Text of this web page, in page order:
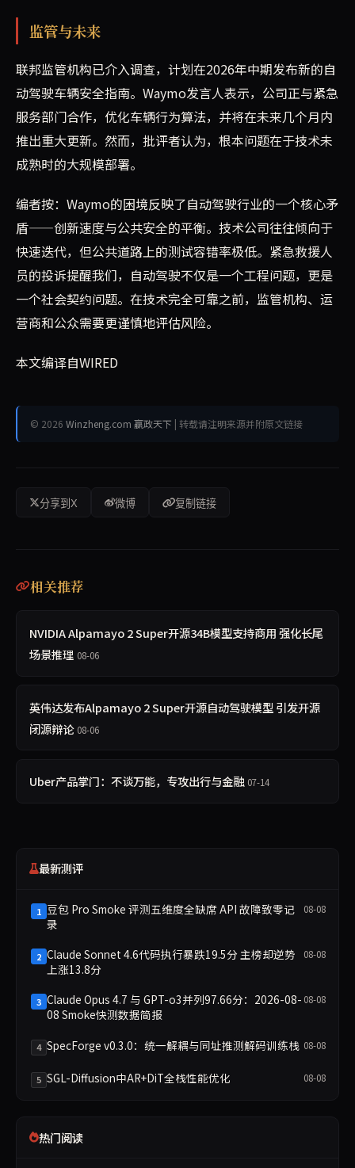
监管与未来
联邦监管机构已介入调查，计划在2026年中期发布新的自
动驾驶车辆安全指南。Waymo发言人表示，公司正与紧急
服务部门合作，优化车辆行为算法，并将在未来几个月内
推出重大更新。然而，批评者认为，根本问题在于技术未
成熟时的大规模部署。
编者按：Waymo的困境反映了自动驾驶行业的一个核心矛
盾——创新速度与公共安全的平衡。技术公司往往倾向于
快速迭代，但公共道路上的测试容错率极低。紧急救援人
员的投诉提醒我们，自动驾驶不仅是一个工程问题，更是
一个社会契约问题。在技术完全可靠之前，监管机构、运
营商和公众需要更谨慎地评估风险。
本文编译自WIRED
© 2026 Winzheng.com 赢政天下 | 转载请注明来源并附原文链接
分享到X 微博 复制链接
相关推荐
NVIDIA Alpamayo 2 Super开源34B模型支持商用 强化长尾
场景推理 08-06
英伟达发布Alpamayo 2 Super开源自动驾驶模型 引发开源
闭源辩论 08-06
Uber产品掌门：不谈万能，专攻出行与金融 07-14
最新测评
1 豆包 Pro Smoke 评测五维度全缺席 API 故障致零记
录
08-08
2 Claude Sonnet 4.6代码执行暴跌19.5分 主榜却逆势
上涨13.8分
08-08
3 Claude Opus 4.7 与 GPT-o3并列97.66分：2026-08-
08 Smoke快测数据简报
08-08
4 SpecForge v0.3.0：统一解耦与同址推测解码训练栈 08-08
5 SGL-Diffusion中AR+DiT全栈性能优化 08-08
热门阅读